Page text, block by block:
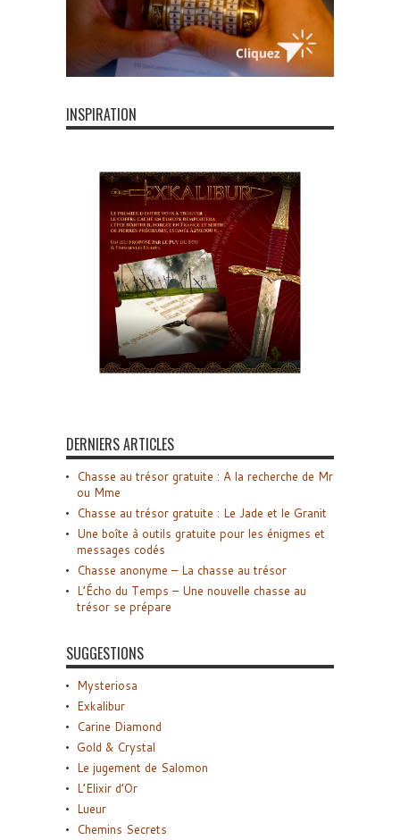
INSPIRATION
DERNIERS ARTICLES
Chasse au trésor gratuite : A la recherche de Mr
ou Mme
Chasse au trésor gratuite : Le Jade et le Granit
Une boîte à outils gratuite pour les énigmes et
messages codés
Chasse anonyme – La chasse au trésor
L’Écho du Temps – Une nouvelle chasse au
trésor se prépare
SUGGESTIONS
Mysteriosa
Exkalibur
Carine Diamond
Gold & Crystal
Le jugement de Salomon
L’Elixir d’Or
Lueur
Chemins Secrets